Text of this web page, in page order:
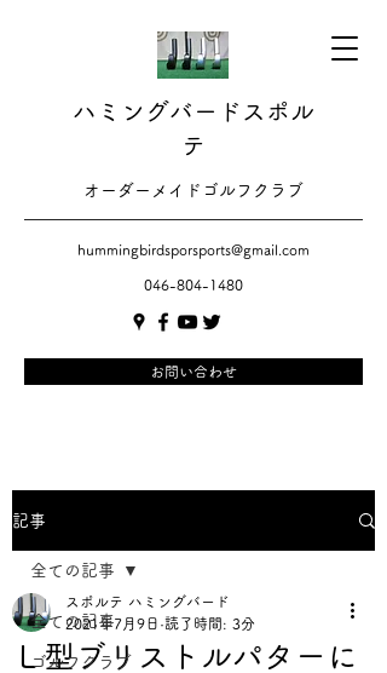
ハミングバードスポル
テ
​​オーダーメイドゴルフクラブ
hummingbirdsporsports@gmail.com
046-804-1480
お問い合わせ
記事
全ての記事
ゴルフクラブ
全ての記事
Ｌ型ブリストルパターに
スポルテ ハミングバード
2021年7月9日 読了時間: 3分